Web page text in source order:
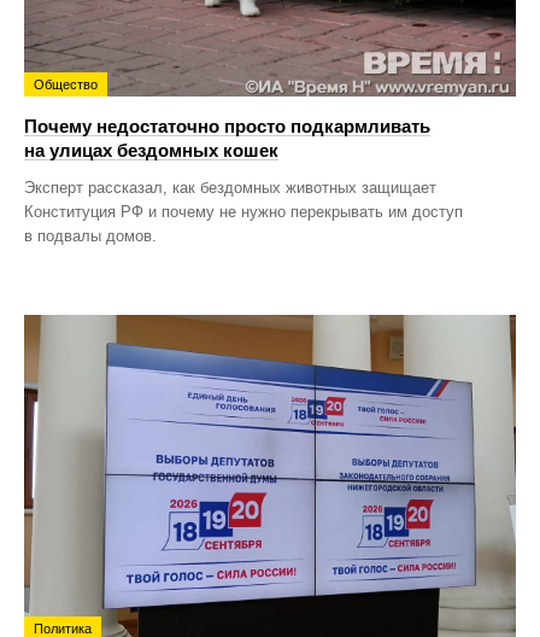
Общество
Почему недостаточно просто подкармливать
на улицах бездомных кошек
Эксперт рассказал, как бездомных животных защищает
Конституция РФ и почему не нужно перекрывать им доступ
в подвалы домов.
Политика